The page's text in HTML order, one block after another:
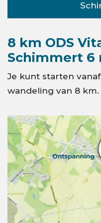
8 km ODS
Schimmert 6
Je kunt starten
wandeling van 8 km.